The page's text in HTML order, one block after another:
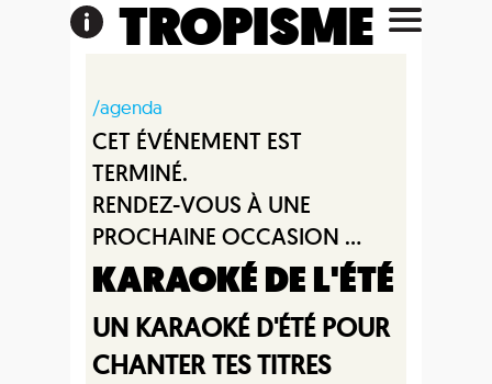
TROPISME
/agenda
CET ÉVÉNEMENT EST
TERMINÉ.
RENDEZ-VOUS À UNE
PROCHAINE OCCASION ...
KARAOKÉ DE L'ÉTÉ
UN KARAOKÉ D'ÉTÉ POUR
CHANTER TES TITRES